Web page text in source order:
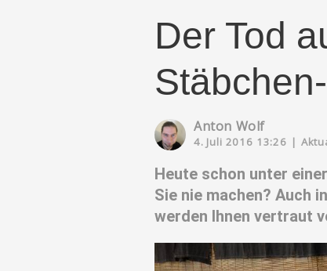
Der Tod
Anton Wolf
4. Juli 2016 13:26 |
Heute schon unter
Sie nie machen? Auch
werden Ihnen vertraut